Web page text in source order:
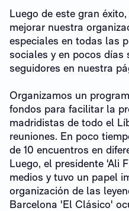
Luego de este gran
mejorar nuestra
especiales en todas las
sociales y en pocos días
seguidores en nuestra
Organizamos un
fondos para facilitar la
madridistas de todo el
reuniones. En poco
de 10 encuentros en
Luego, el presidente 'Ali
medios y tuvo un papel
organización de las
Barcelona 'El Clásico'